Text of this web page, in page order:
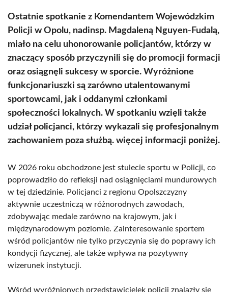
Ostatnie spotkanie z Komendantem Wojewódzkim
Policji w Opolu, nadinsp. Magdaleną Nguyen-Fudalą,
miało na celu uhonorowanie policjantów, którzy w
znaczący sposób przyczynili się do promocji formacji
oraz osiągnęli sukcesy w sporcie. Wyróżnione
funkcjonariuszki są zarówno utalentowanymi
sportowcami, jak i oddanymi członkami
społeczności lokalnych. W spotkaniu wzięli także
udział policjanci, którzy wykazali się profesjonalnym
zachowaniem poza służbą. więcej informacji poniżej.
W 2026 roku obchodzone jest stulecie sportu w Policji, co
poprowadziło do refleksji nad osiągnięciami mundurowych
w tej dziedzinie. Policjanci z regionu Opolszczyzny
aktywnie uczestniczą w różnorodnych zawodach,
zdobywając medale zarówno na krajowym, jak i
międzynarodowym poziomie. Zainteresowanie sportem
wśród policjantów nie tylko przyczynia się do poprawy ich
kondycji fizycznej, ale także wpływa na pozytywny
wizerunek instytucji.
Wśród wyróżnionych przedstawicielek policji znalazły się